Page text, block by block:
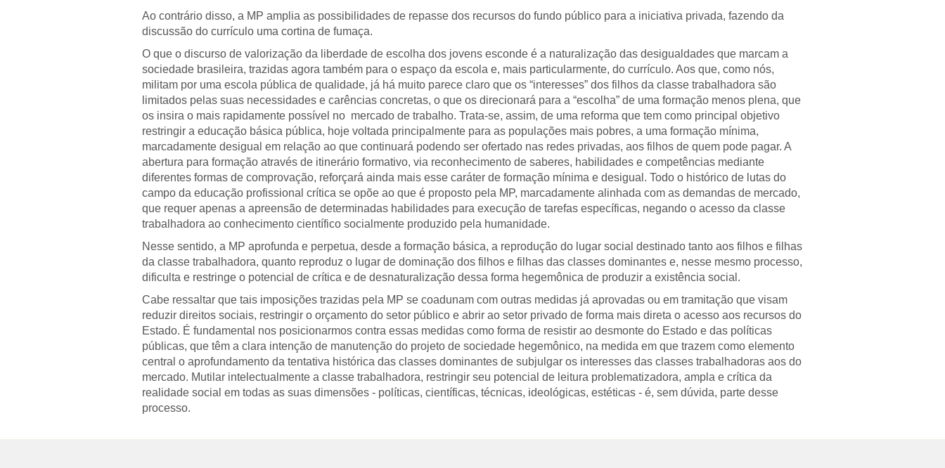
Ao contrário disso, a MP amplia as possibilidades de repasse dos recursos do fundo público para a iniciativa privada, fazendo da
discussão do currículo uma cortina de fumaça.
O que o discurso de valorização da liberdade de escolha dos jovens esconde é a naturalização das desigualdades que marcam a
sociedade brasileira, trazidas agora também para o espaço da escola e, mais particularmente, do currículo. Aos que, como nós,
militam por uma escola pública de qualidade, já há muito parece claro que os “interesses” dos filhos da classe trabalhadora são
limitados pelas suas necessidades e carências concretas, o que os direcionará para a “escolha” de uma formação menos plena, que
os insira o mais rapidamente possível no mercado de trabalho. Trata-se, assim, de uma reforma que tem como principal objetivo
restringir a educação básica pública, hoje voltada principalmente para as populações mais pobres, a uma formação mínima,
marcadamente desigual em relação ao que continuará podendo ser ofertado nas redes privadas, aos filhos de quem pode pagar. A
abertura para formação através de itinerário formativo, via reconhecimento de saberes, habilidades e competências mediante
diferentes formas de comprovação, reforçará ainda mais esse caráter de formação mínima e desigual. Todo o histórico de lutas do
campo da educação profissional crítica se opõe ao que é proposto pela MP, marcadamente alinhada com as demandas de mercado,
que requer apenas a apreensão de determinadas habilidades para execução de tarefas específicas, negando o acesso da classe
trabalhadora ao conhecimento científico socialmente produzido pela humanidade.
Nesse sentido, a MP aprofunda e perpetua, desde a formação básica, a reprodução do lugar social destinado tanto aos filhos e filhas
da classe trabalhadora, quanto reproduz o lugar de dominação dos filhos e filhas das classes dominantes e, nesse mesmo processo,
dificulta e restringe o potencial de crítica e de desnaturalização dessa forma hegemônica de produzir a existência social.
Cabe ressaltar que tais imposições trazidas pela MP se coadunam com outras medidas já aprovadas ou em tramitação que visam
reduzir direitos sociais, restringir o orçamento do setor público e abrir ao setor privado de forma mais direta o acesso aos recursos do
Estado. É fundamental nos posicionarmos contra essas medidas como forma de resistir ao desmonte do Estado e das políticas
públicas, que têm a clara intenção de manutenção do projeto de sociedade hegemônico, na medida em que trazem como elemento
central o aprofundamento da tentativa histórica das classes dominantes de subjulgar os interesses das classes trabalhadoras aos do
mercado. Mutilar intelectualmente a classe trabalhadora, restringir seu potencial de leitura problematizadora, ampla e crítica da
realidade social em todas as suas dimensões - políticas, científicas, técnicas, ideológicas, estéticas - é, sem dúvida, parte desse
processo.